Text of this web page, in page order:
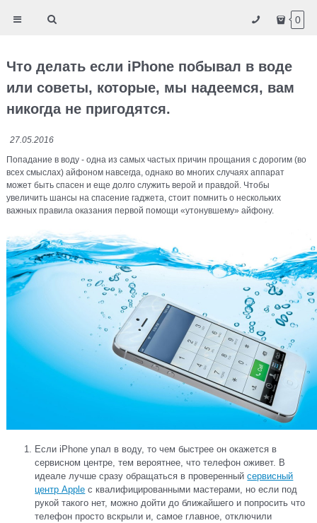
0
Что делать если iPhone побывал в воде
или советы, которые, мы надеемся, вам
никогда не пригодятся.
27.05.2016
Попадание в воду - одна из самых частых причин прощания с дорогим (во
всех смыслах) айфоном навсегда, однако во многих случаях аппарат
может быть спасен и еще долго служить верой и правдой. Чтобы
увеличить шансы на спасение гаджета, стоит помнить о нескольких
важных правила оказания первой помощи «утонувшему» айфону.
Если iPhone упал в воду, то чем быстрее он окажется в
сервисном центре, тем вероятнее, что телефон оживет. В
идеале лучше сразу обращаться в проверенныйсервисный
центр Apple с квалифицированными мастерами, но если под
рукой такого нет, можно дойти до ближайшего и попросить что
телефон просто вскрыли и, самое главное, отключили